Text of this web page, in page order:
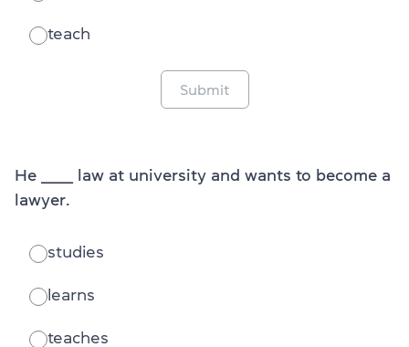
teach
Submit
He _______ law at university and wants to become a
lawyer.
studies
learns
teaches